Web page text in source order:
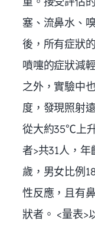
塞、流鼻水、
後，所有症狀
噴嚏的症狀減
之外，實驗中
度，發現照射
從大約35℃上
者>共31人，
歲，男女比例
性反應，且有
狀者。 <量表>